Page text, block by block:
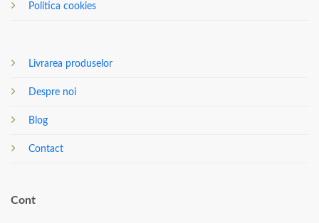
Politica cookies
Livrarea produselor
Despre noi
Blog
Contact
Cont